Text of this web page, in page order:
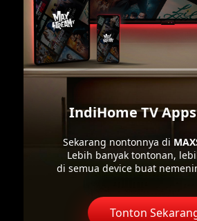
IndiHome TV Apps
Sekarang nontonnya di
Lebih banyak tontonan,
di semua device buat
Tonton